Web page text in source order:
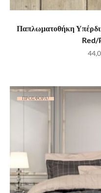
Παπλωματοθήκη
Red/
ΠΡΟΣΦΟΡΆ!